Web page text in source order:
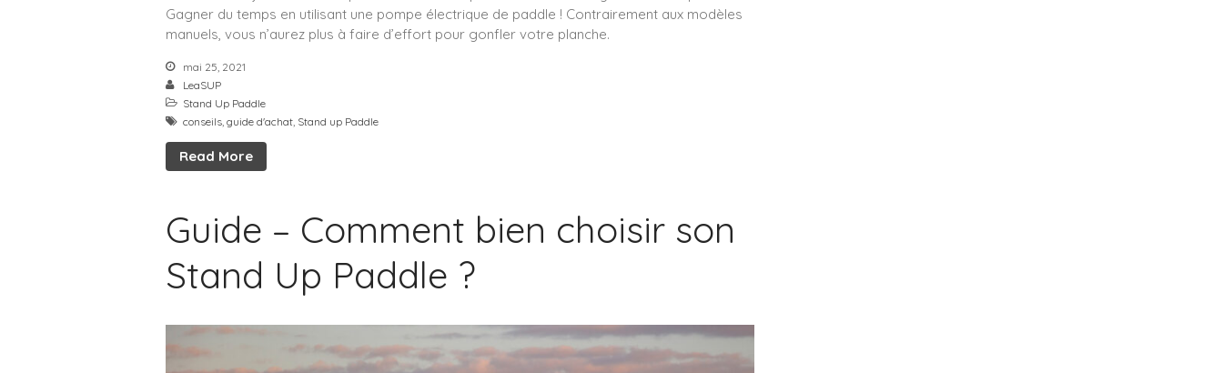
Gagner du temps en utilisant une pompe électrique de paddle ! Contrairement aux modèles
manuels, vous n’aurez plus à faire d’effort pour gonfler votre planche.
mai 25, 2021
LeaSUP
Stand Up Paddle
conseils, guide d'achat, Stand up Paddle
Read More
Guide – Comment bien choisir son
Stand Up Paddle ?